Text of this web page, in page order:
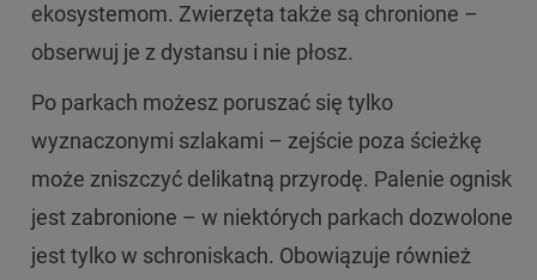
ekosystemom. Zwierzęta także są chronione –
obserwuj je z dystansu i nie płosz.
Po parkach możesz poruszać się tylko
wyznaczonymi szlakami – zejście poza ścieżkę
może zniszczyć delikatną przyrodę. Palenie ognisk
jest zabronione – w niektórych parkach dozwolone
jest tylko w schroniskach. Obowiązuje również